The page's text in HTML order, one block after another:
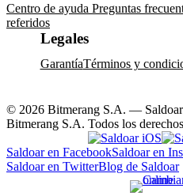
Centro de ayuda Preguntas
referidos
Legales
GarantíaTérminos y
Saldoar en FacebookSaldoar en
Saldoar en TwitterBlog de Saldoar
© 2026 Bitmerang S.A. — Saldoar
Bitmerang S.A. Todos los